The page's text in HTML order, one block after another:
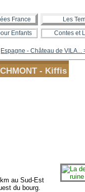
France Les
Enfants Contes et
Espagne - Château de VILA...
- Kiffis
au Sud-Est
du bourg.